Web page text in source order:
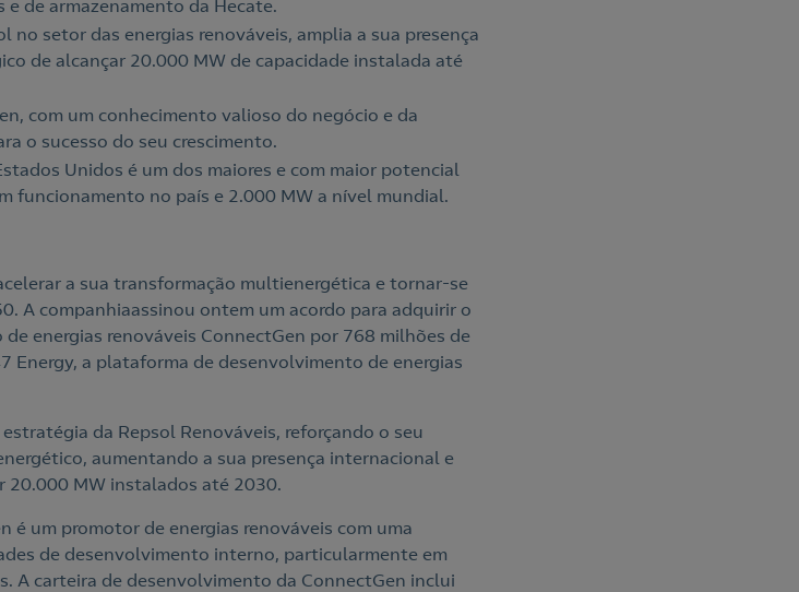
de armazenamento da Hecate.
no setor das energias renováveis, amplia a sua presença
de alcançar 20.000 MW de capacidade instalada até
com um conhecimento valioso do negócio e da
o sucesso do seu crescimento.
Unidos é um dos maiores e com maior potencial
funcionamento no país e 2.000 MW a nível mundial.
a sua transformação multienergética e tornar-se
A companhiaassinou ontem um acordo para adquirir o
energias renováveis ConnectGen por 768 milhões de
Energy, a plataforma de desenvolvimento de energias
da Repsol Renováveis, reforçando o seu
aumentando a sua presença internacional e
20.000 MW instalados até 2030.
é um promotor de energias renováveis com uma
de desenvolvimento interno, particularmente em
A carteira de desenvolvimento da ConnectGen inclui